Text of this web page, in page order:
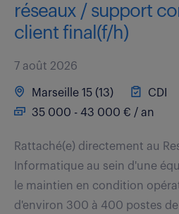
réseaux / support
client final(f/h)
7 août 2026
Marseille 15 (13)
CDI
35 000 - 43 000 € / an
Rattaché(e) directement au
Informatique au sein d'une
le maintien en condition
d'environ 300 à 400 postes